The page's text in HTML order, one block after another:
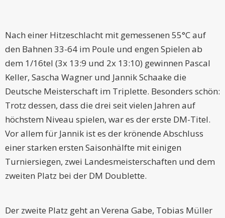
Nach einer Hitzeschlacht mit gemessenen 55°C auf
den Bahnen 33-64 im Poule und engen Spielen ab
dem 1/16tel (3x 13:9 und 2x 13:10) gewinnen Pascal
Keller, Sascha Wagner und Jannik Schaake die
Deutsche Meisterschaft im Triplette. Besonders schön:
Trotz dessen, dass die drei seit vielen Jahren auf
höchstem Niveau spielen, war es der erste DM-Titel.
Vor allem für Jannik ist es der krönende Abschluss
einer starken ersten Saisonhälfte mit einigen
Turniersiegen, zwei Landesmeisterschaften und dem
zweiten Platz bei der DM Doublette.
Der zweite Platz geht an Verena Gabe, Tobias Müller